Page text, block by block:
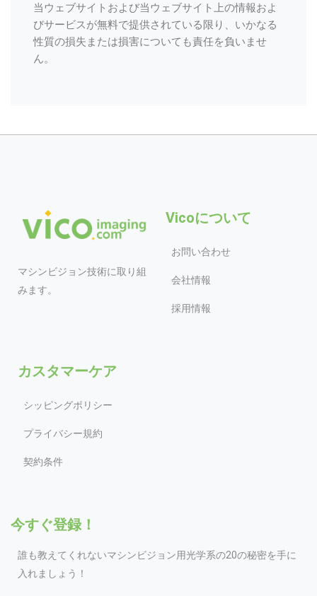
当ウェブサイトおよび当ウェブサイト上の情報およ
びサービスが無料で提供されている限り、いかなる
性質の損失または損害についても責任を負いませ
ん。
マシンビジョン技術に取り組
みます。
Vicoについて
お問い合わせ
会社情報
採用情報
カスタマーケア
シッピングポリシー
プライバシー規約
契約条件
今すぐ登録！
誰も教えてくれないマシンビジョン用光学系の20の秘密を手に
入れましょう！